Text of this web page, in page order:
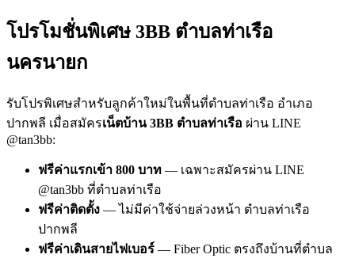
โปรโมชั่นพิเศษ 3BB ตำบลท่าเรือ
นครนายก
รับโปรพิเศษสำหรับลูกค้าใหม่ในพื้นที่ตำบลท่าเรือ อำเภอ
ปากพลี เมื่อสมัครเน็ตบ้าน 3BB ตำบลท่าเรือ ผ่าน LINE
@tan3bb:
ฟรีค่าแรกเข้า 800 บาท — เฉพาะสมัครผ่าน LINE
@tan3bb ที่ตำบลท่าเรือ
ฟรีค่าติดตั้ง — ไม่มีค่าใช้จ่ายล่วงหน้า ตำบลท่าเรือ
ปากพลี
ฟรีค่าเดินสายไฟเบอร์ — Fiber Optic ตรงถึงบ้านที่ตำบล